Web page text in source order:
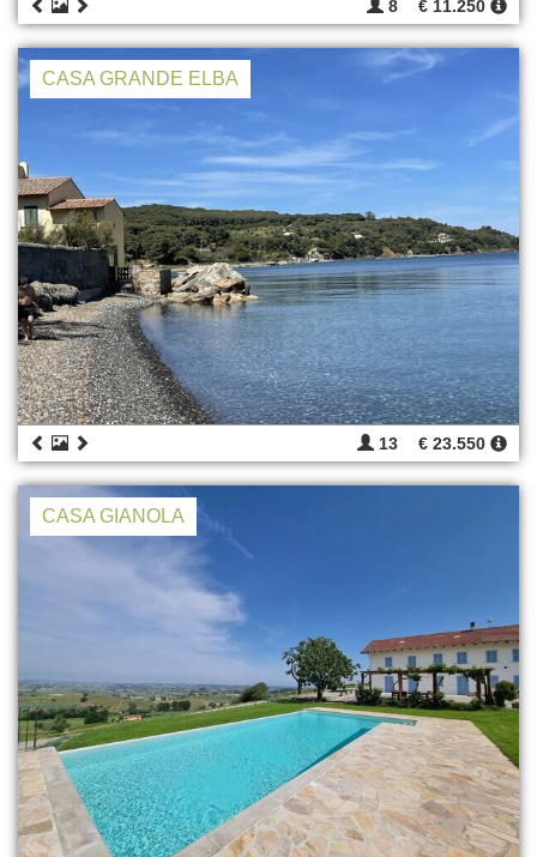
8 € 11.250
CASA GRANDE ELBA
13 € 23.550
CASA GIANOLA